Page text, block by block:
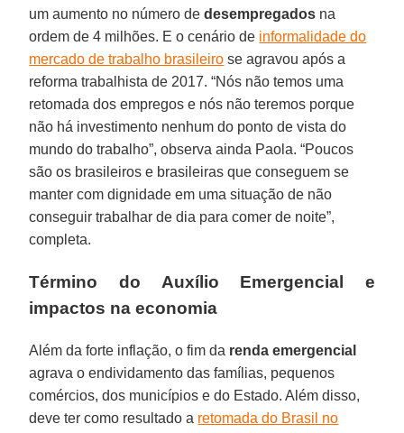
um aumento no número dedesempregados na
ordem de 4 milhões. E o cenário de informalidade do
mercado de trabalho brasileiro se agravou após a
reforma trabalhista de 2017. “Nós não temos uma
retomada dos empregos e nós não teremos porque
não há investimento nenhum do ponto de vista do
mundo do trabalho”, observa ainda Paola. “Poucos
são os brasileiros e brasileiras que conseguem se
manter com dignidade em uma situação de não
conseguir trabalhar de dia para comer de noite”,
completa.
Término do Auxílio Emergencial e
impactos na economia
Além da forte inflação, o fim da renda emergencial
agrava o endividamento das famílias, pequenos
comércios, dos municípios e do Estado. Além disso,
deve ter como resultado a retomada do Brasil no